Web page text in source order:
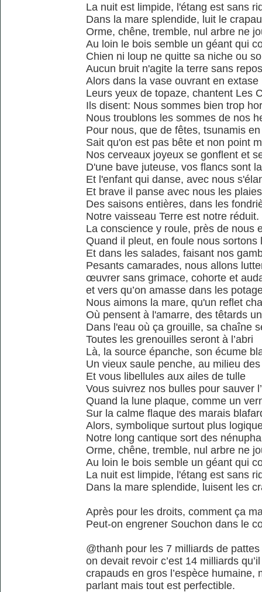
La nuit est limpide, l'étang est sans
Dans la mare splendide, luit le
Orme, chêne, tremble, nul arbre ne
Au loin le bois semble un géant qui
Chien ni loup ne quitte sa niche ou
Aucun bruit n'agite la terre sans repos
Alors dans la vase ouvrant en extase
Leurs yeux de topaze, chantent Les
Ils disent: Nous sommes bien trop
Nous troublons les sommes de nos
Pour nous, que de fêtes, tsunamis
Sait qu'on est pas bête et non point
Nos cerveaux joyeux se gonflent et
D'une bave juteuse, vos flancs sont
Et l'enfant qui danse, avec nous
Et brave il panse avec nous les plaies
Des saisons entières, dans les
Notre vaisseau Terre est notre réduit.
La conscience y roule, près de nous
Quand il pleut, en foule nous sortons
Et dans les salades, faisant nos
Pesants camarades, nous allons
œuvrer sans grimace, cohorte et
et vers qu’on amasse dans les
Nous aimons la mare, qu'un reflet
Où pensent à l'amarre, des têtards
Dans l'eau où ça grouille, sa chaîne
Toutes les grenouilles seront à l’abri
Là, la source épanche, son écume
Un vieux saule penche, au milieu
Et vous libellules aux ailes de tulle
Vous suivrez nos bulles pour sauver
Quand la lune plaque, comme un
Sur la calme flaque des marais
Alors, symbolique surtout plus
Notre long cantique sort des
Orme, chêne, tremble, nul arbre ne
Au loin le bois semble un géant qui
La nuit est limpide, l'étang est sans
Dans la mare splendide, luisent les
Après pour les droits, comment ça
Peut-on engrener Souchon dans le
@thanh pour les 7 milliards de
on devait revoir c’est 14 milliards
crapauds en gros l’espèce
parlant mais tout est perfectible.